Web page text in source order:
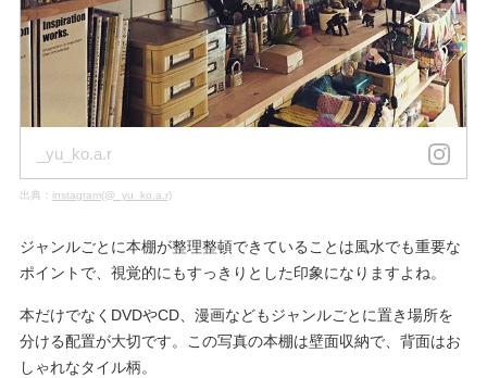
_yu_ko.a.r
出典： instagram(@_yu_ko.a.r)
ジャンルごとに本棚が整理整頓できていることは風水でも重要な
ポイントで、視覚的にもすっきりとした印象になりますよね。
本だけでなくDVDやCD、漫画などもジャンルごとに置き場所を
分ける配置が大切です。この写真の本棚は壁面収納で、背面はお
しゃれなタイル柄。